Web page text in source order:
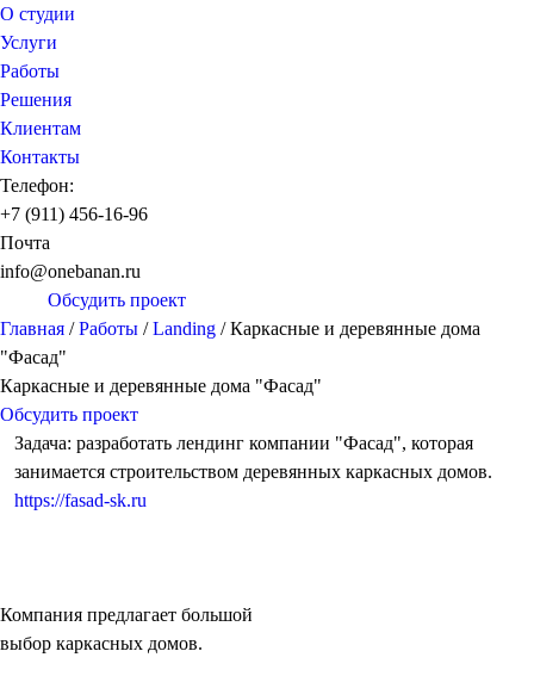
О студии
Услуги
Работы
Решения
Клиентам
Контакты
Телефон:
+7 (911) 456-16-96
Почта
info@onebanan.ru
Обсудить проект
Главная /Работы /Landing /Каркасные и деревянные дома
"Фасад"
Каркасные и деревянные дома "Фасад"
Обсудить проект
Задача: разработать лендинг компании "Фасад", которая
занимается строительством деревянных каркасных домов.
https://fasad-sk.ru
Компания предлагает большой
выбор каркасных домов.